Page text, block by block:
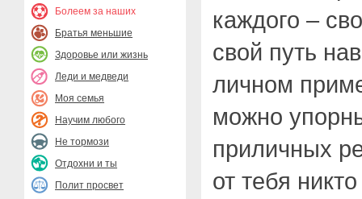
Болеем за наших
Братья меньшие
Здоровье или жизнь
Леди и медведи
Моя семья
Научим любого
Не тормози
Отдохни и ты
Полит просвет
каждого –
свой путь
личном
можно
приличных
от тебя